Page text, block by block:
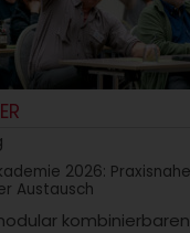
2026:
Austausch